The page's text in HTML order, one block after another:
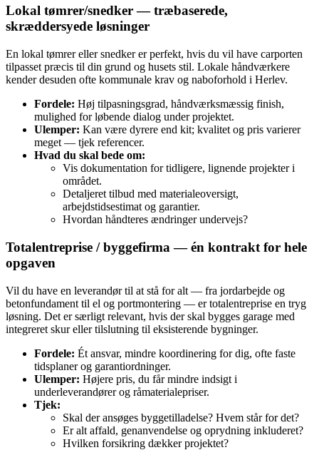
Lokal tømrer/snedker — træbaserede,
skræddersyede løsninger
En lokal tømrer eller snedker er perfekt, hvis du vil have carporten
tilpasset præcis til din grund og husets stil. Lokale håndværkere
kender desuden ofte kommunale krav og nabo­forhold i Herlev.
Fordele: Høj tilpasningsgrad, håndværksmæssig finish,
mulighed for løbende dialog under projektet.
Ulemper: Kan være dyrere end kit; kvalitet og pris varierer
meget — tjek referencer.
Hvad du skal bede om:
Vis dokumentation for tidligere, lignende projekter i
området.
Detaljeret tilbud med materialeoversigt,
arbejdstidsestimat og garantier.
Hvordan håndteres ændringer undervejs?
Totalentreprise / byggefirma — én kontrakt for hele
opgaven
Vil du have en leverandør til at stå for alt — fra jordarbejde og
betonfundament til el og portmontering — er totalentreprise en tryg
løsning. Det er særligt relevant, hvis der skal bygges garage med
integreret skur eller tilslutning til eksisterende bygninger.
Fordele: Ét ansvar, mindre koordinering for dig, ofte faste
tidsplaner og garantiordninger.
Ulemper: Højere pris, du får mindre indsigt i
underleverandører og råmaterialepriser.
Tjek:
Skal der ansøges byggetilladelse? Hvem står for det?
Er alt affald, genanvendelse og oprydning inkluderet?
Hvilken forsikring dækker projektet?